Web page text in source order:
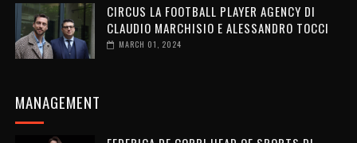
CIRCUS LA FOOTBALL PLAYER AGENCY DI
CLAUDIO MARCHISIO E ALESSANDRO TOCCI
MARCH 01, 2024
MANAGEMENT